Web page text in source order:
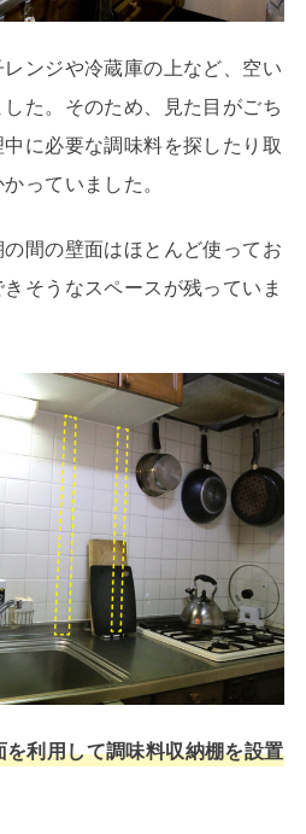
ンジや冷蔵庫の上など、空い
た。そのため、見た目がごち
に必要な調味料を探したり取
っていました。
間の壁面はほとんど使ってお
そうなスペースが残っていま
を利用して調味料収納棚を設置